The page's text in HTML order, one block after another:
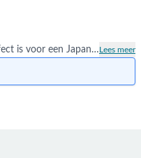
De 4 Seasons Outdoor Levi staat voor vakwerk. De minimalistische uitstraling door het gebruik van teakhout zorgt ervoor dat deze serie perfect is voor een Japandi of Scandinavische tuin. Geniet van comfort door de bijgeleverde all weather kussens. Bekijk de gehele 4 Seasons Outdoor Levi serie hieronder bij Van der Garde Tuinmeubelen.Lees meer